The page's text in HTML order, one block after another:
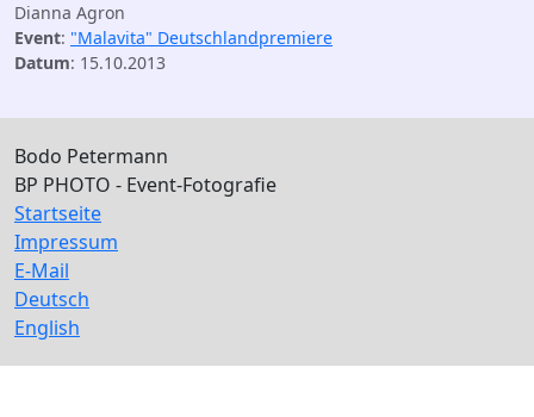
Dianna Agron
Event: "Malavita" Deutschlandpremiere
Datum: 15.10.2013
Bodo Petermann
BP PHOTO - Event-Fotografie
Startseite
Impressum
E-Mail
Deutsch
English